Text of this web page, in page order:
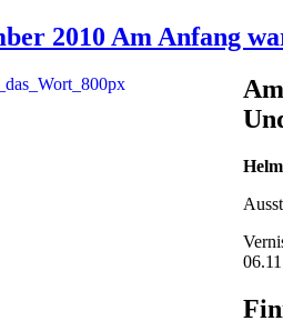
2010 Am Anfang